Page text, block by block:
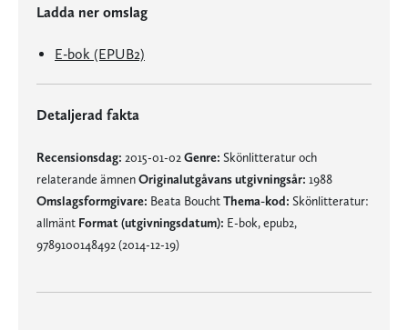
Ladda ner omslag
E-bok (EPUB2)
Detaljerad fakta
Recensionsdag: 2015-01-02 Genre: Skönlitteratur och
relaterande ämnenOriginalutgåvans utgivningsår: 1988
Omslagsformgivare: Beata BouchtThema-kod: Skönlitteratur:
allmänt Format (utgivningsdatum): E-bok, epub2,
9789100148492 (2014-12-19)